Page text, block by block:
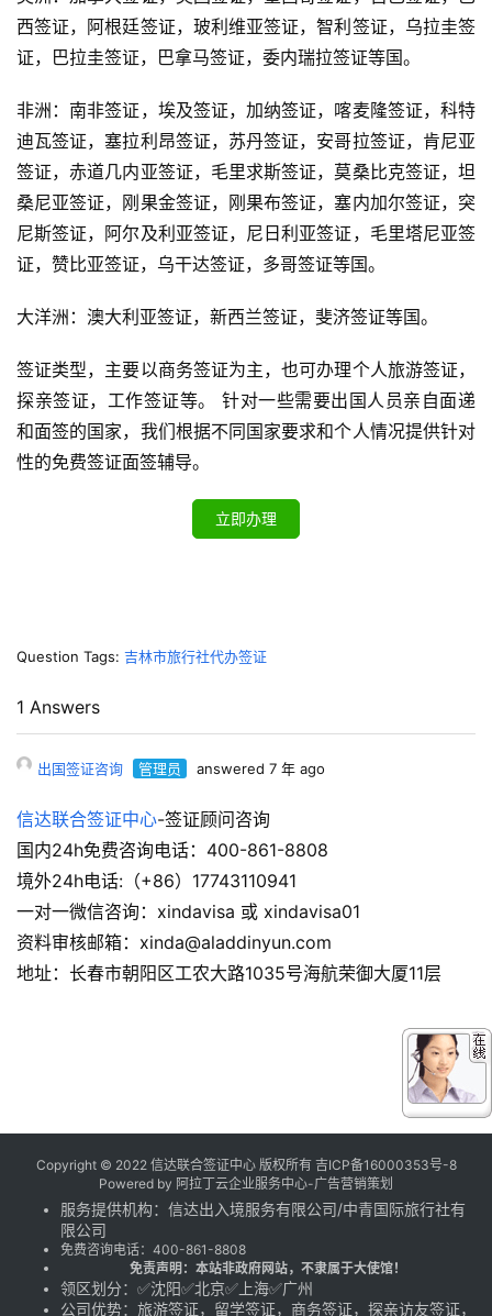
西签证，阿根廷签证，玻利维亚签证，智利签证，乌拉圭签
证，巴拉圭签证，巴拿马签证，委内瑞拉签证等国。
非洲：南非签证，埃及签证，加纳签证，喀麦隆签证，科特
迪瓦签证，塞拉利昂签证，苏丹签证，安哥拉签证，肯尼亚
签证，赤道几内亚签证，毛里求斯签证，莫桑比克签证，坦
桑尼亚签证，刚果金签证，刚果布签证，塞内加尔签证，突
尼斯签证，阿尔及利亚签证，尼日利亚签证，毛里塔尼亚签
证，赞比亚签证，乌干达签证，多哥签证等国。
大洋洲：澳大利亚签证，新西兰签证，斐济签证等国。
签证类型，主要以商务签证为主，也可办理个人旅游签证，
探亲签证，工作签证等。 针对一些需要出国人员亲自面递
和面签的国家，我们根据不同国家要求和个人情况提供针对
性的免费签证面签辅导。
立即办理
Question Tags: 吉林市旅行社代办签证
1 Answers
出国签证咨询 管理员 answered 7 年 ago
信达联合签证中心-签证顾问咨询
国内24h免费咨询电话：400-861-8808
境外24h电话:（+86）17743110941
一对一微信咨询：xindavisa 或 xindavisa01
资料审核邮箱：xinda@aladdinyun.com
地址：长春市朝阳区工农大路1035号海航荣御大厦11层
Copyright © 2022 信达联合签证中心 版权所有 吉ICP备16000353号-8
Powered by 阿拉丁云企业服务中心-广告营销策划
服务提供机构： 信达出入境服务有限公司/中青国际旅行社有
限公司
免费咨询电话： 400-861-8808
免责声明：本站非政府网站，不隶属于大使馆！
领区划分：✅沈阳✅北京✅上海✅广州
公司优势：旅游签证，留学签证，商务签证，探亲访友签证，